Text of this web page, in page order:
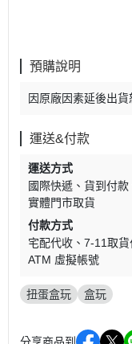
預購說明
因原廠因素延後出
運送&付款
運送方式
國際快遞
貨到付款
實體門市取貨
付款方式
宅配代收
7-11取貨
ATM 虛擬帳號
扭蛋盒玩 盒玩
分享商品到